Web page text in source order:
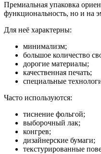
Премиальная упаковка
функциональность, но и на
Для неё характерны:
минимализм;
большое количество
дорогие материалы;
качественная печать;
специальные
Часто используются:
тиснение фольгой;
выборочный лак;
конгрев;
дизайнерские бумаги;
текстурированные